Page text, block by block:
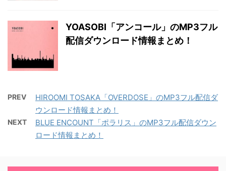
YOASOBI「アンコール」のMP3フル
配信ダウンロード情報まとめ！
PREV
HIROOMI TOSAKA「OVERDOSE」のMP3フル配信ダ
ウンロード情報まとめ！
NEXT
BLUE ENCOUNT「ポラリス」のMP3フル配信ダウン
ロード情報まとめ！